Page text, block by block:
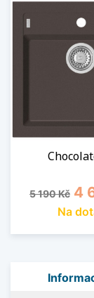
Běžná cena
5 190 Kč 4
Na